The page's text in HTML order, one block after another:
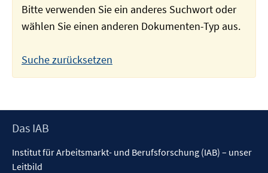
Bitte verwenden Sie ein anderes Suchwort oder
wählen Sie einen anderen Dokumenten-Typ aus.
Suche zurücksetzen
Footer
Das IAB
Institut für Arbeitsmarkt- und Berufsforschung (IAB) – unser
Leitbild